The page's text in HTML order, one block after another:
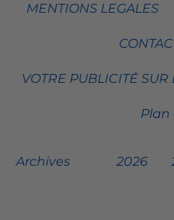
MENTIONS LEGALES
VOTRE PUBLICITÉ SUR
Plan
Archives 2026